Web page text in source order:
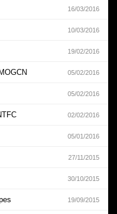
16/03/2016
10/03/2016
19/02/2016
05/02/2016
05/02/2016
02/02/2016
05/01/2016
27/11/2015
30/10/2015
19/09/2015